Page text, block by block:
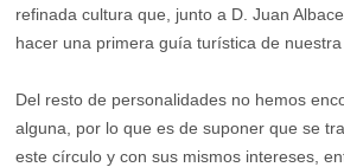
refinada cultura que, junto a D. Juan
hacer una primera guía turística de nuestra
Del resto de personalidades no hemos
alguna, por lo que es de suponer que se
este círculo y con sus mismos intereses,